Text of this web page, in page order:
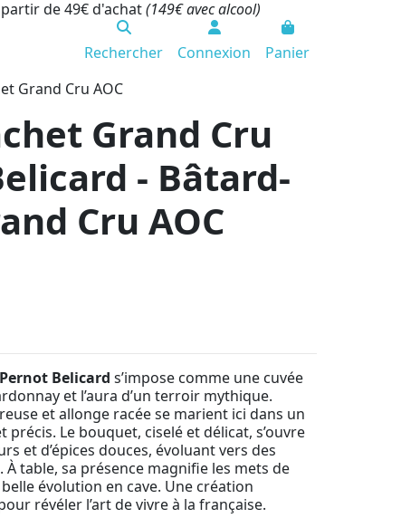
de 49€ d'achat(149€ avec alcool)
Rechercher Connexion
Panier
Grand Cru AOC
Grand Cru
- Bâtard-
Cru AOC
Belicard s’impose comme une cuvée
et l’aura d’un terroir mythique.
et allonge racée se marient ici dans un
Le bouquet, ciselé et délicat, s’ouvre
et d’épices douces, évoluant vers des
table, sa présence magnifie les mets de
évolution en cave. Une création
révéler l’art de vivre à la française.